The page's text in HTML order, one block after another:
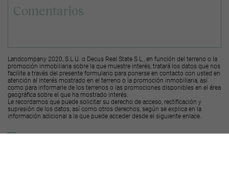
Landcompany 2020, S.L.U. o Decus Real State S.L., en función del terreno o la
promoción inmobiliaria sobre la que muestre interés, tratará los datos que nos
facilite a través del presente formulario para ponerse en contacto con usted en
atención al interés mostrado en el terreno o la promoción inmobiliaria, así
como para informarle de los terrenos o las promociones disponibles en el área
geográfica sobre el que ha mostrado interés.
Le recordamos que puede solicitar su derecho de acceso, rectificación y
supresión de los datos, así como otros derechos, según se explica en la
información adicional a la que puede acceder desde el siguiente enlace
Deseo recibir ofertas y novedades de otras promociones y productos